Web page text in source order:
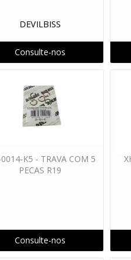
SUCCAO
GRAVIDADE PISTOLAS
CASCADIUM MODULOS REP.
SUPRIM. AR REPOSICAO
DEVILBISS
Consulte-nos
0014-K5 - TRAVA COM 5
PECAS R19
Consulte-nos